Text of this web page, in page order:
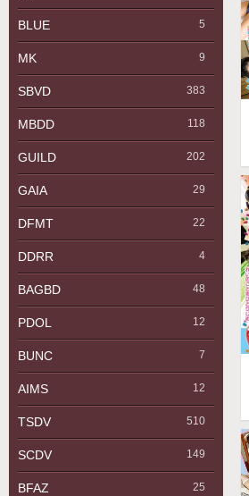
BLUE 5
MK 9
SBVD 383
MBDD 118
GUILD 202
GAIA 29
DFMT 22
DDRR 4
BAGBD 48
PDOL 12
BUNC 7
AIMS 12
TSDV 510
SCDV 149
BFAZ 25